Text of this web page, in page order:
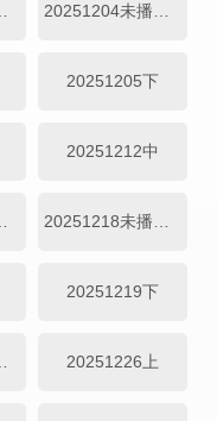
20251205下
20251212中
20251219下
20251226上